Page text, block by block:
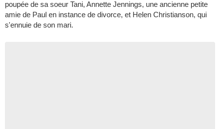
poupée de sa soeur Tani, Annette Jennings, une ancienne petite
amie de Paul en instance de divorce, et Helen Christianson, qui
s'ennuie de son mari.